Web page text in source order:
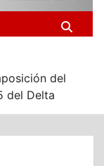
del
del Delta